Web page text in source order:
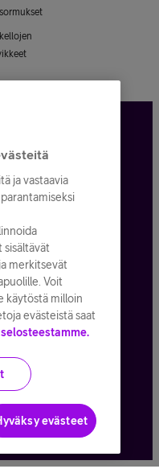
ja vastaavia
sisältävät
merkitsevät
Voit
käytöstä milloin
evästeistä saat
evästeet